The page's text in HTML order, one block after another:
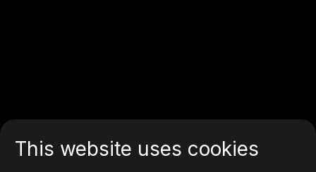
This website uses cookies